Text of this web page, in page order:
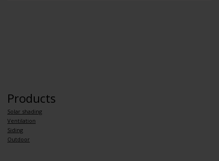
Products
Solar shading
Ventilation
Siding
Outdoor